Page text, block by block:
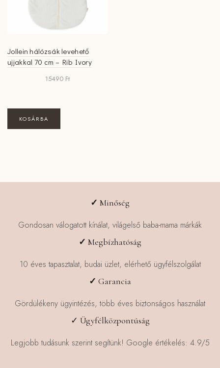
Jollein hálózsák levehető
ujjakkal 70 cm – Rib Ivory
15490 Ft
KOSÁRBA
✓ Minőség
Gondosan válogatott kínálat, világelső baba-mama márkák
✓ Megbízhatóság
10 éves tapasztalat, budai üzlet, elérhető ügyfélszolgálat
✓ Garancia
Gördülékeny ügyintézés, több éves biztonságos használat
✓ Ügyfélközpontúság
Legjobb tudásunk szerint segítünk! Google értékelés: 4.9/5